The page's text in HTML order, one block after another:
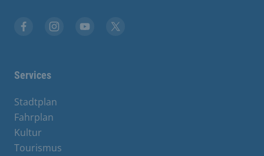
Services
Stadtplan
Fahrplan
Kultur
Tourismus